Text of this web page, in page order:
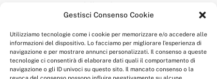
Gestisci Consenso Cookie
Utilizziamo tecnologie come i cookie per memorizzare e/o accedere alle
informazioni del dispositivo. Lo facciamo per migliorare l'esperienza di
navigazione e per mostrare annunci personalizzati. Il consenso a queste
tecnologie ci consentirà di elaborare dati quali il comportamento di
navigazione o gli ID univoci su questo sito. Il mancato consenso o la
della redazione.
“Anagnia” è un marchio registrato presso l’Ufficio Italiano
Economico,
num. registrazione: 302017000014044 del 9 febbraio 2017.
Per contatti:redazione@anagnia.com